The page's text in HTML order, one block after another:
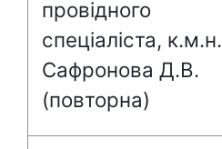
провідного
спеціаліста, к.м.н.
Сафронова Д.В.
(повторна)